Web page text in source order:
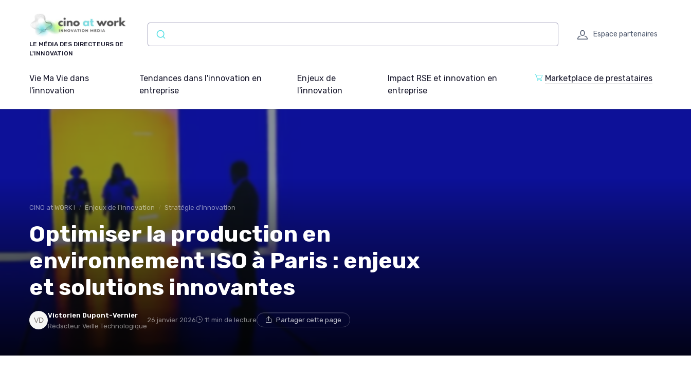
LE MÉDIA DES DIRECTEURS DE
L'INNOVATION
Espace partenaires
Vie Ma Vie dans
l'innovation
Tendances dans l'innovation en
entreprise
Enjeux de
l'innovation
Impact RSE et innovation en
entreprise
Marketplace de prestataires
CINO at WORK ! Enjeux de l'innovation Stratégie d'innovation
Optimiser la production en
environnement ISO à Paris : enjeux
et solutions innovantes
Victorien Dupont-Vernier
Rédacteur Veille Technologique
26 janvier 2026 11 min de lecture Partager cette page